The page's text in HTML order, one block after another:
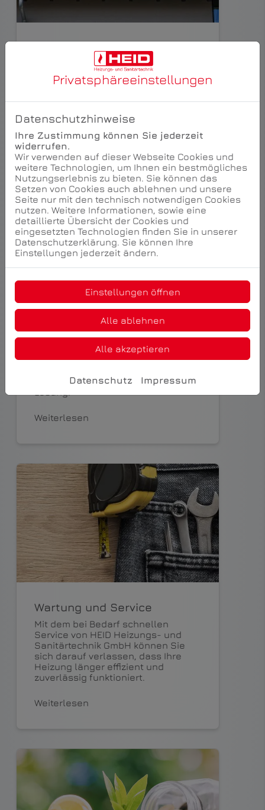
Verbinden Sie wohlige Wärme mit
dem Schutz unseres Klimas. Durch
Wärmepumpen, Solarthermie oder
Weiterlesen
Wärmeverteilung
Moderne effektive Plattenheizkörper
oder eine Fußbodenheizung mit
angenehmer Strahlungswärme?
GmbH findet für Sie die passende
Weiterlesen
Wartung und Service
Mit dem bei Bedarf schnellen
Service von HEID Heizungs- und
Sanitärtechnik GmbH können Sie
sich darauf verlassen, dass Ihre
Heizung länger effizient und
zuverlässig funktioniert.
Weiterlesen
Privatsphäre­einstellungen
Datenschutzhinweise
Ihre Zustimmung können Sie jederzeit
widerrufen.
Wir verwenden auf dieser Webseite Cookies und
weitere Technologien, um Ihnen ein bestmögliches
Nutzungserlebnis zu bieten. Sie können das
Setzen von Cookies auch ablehnen und unsere
Seite nur mit den technisch notwendigen Cookies
nutzen. Weitere Informationen, sowie eine
detaillierte Übersicht der Cookies und
eingesetzten Technologien finden Sie in unserer
Datenschutzerklärung. Sie können Ihre
Einstellungen jederzeit ändern.
Einstellungen öffnen
Alle ablehnen
Alle akzeptieren
Datenschutz Impressum